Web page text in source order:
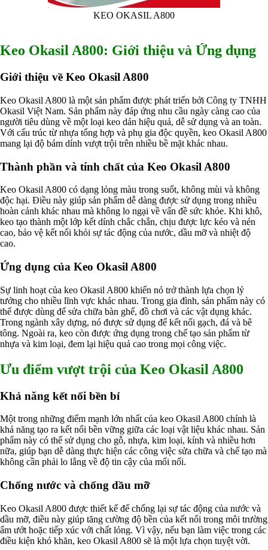
Dung môi khác
Axit
Hóa chất khác
Muối
Oxit kim loại
HÓA CHẤT THÍ NGHIỆM
Hóa chất thí nghiệm
Thiết bị phòng thí nghiệm
HÓA CHẤT NÔNG NGHIỆP
Nguyên liệu phân bón
Chế phẩm sinh học
Nguyên liệu chăn nuôi
HÓA CHẤT XÂY DỰNG
Chống thấm sika
Silicone Dow Corning
Silicone KCC
Silicone Apollo
Silicone Kingbond
Hóa chất khác
Đối tác
Quy trình sản xuất
Tin tức
VMC GROUP
Ngành Hóa Chất
Tẩy Rửa Diệt Khuẩn
Ngành Nông Nghiệp
Ngành Thủy Sản
Ngành Nhựa
Ngành Cao Su
Ngành Xi Mạ
Ngành Thủy Tinh
Ngành Dệt Nhuộm
Ngành Sơn
Ngành Gốm Sứ
Ngành Mỹ Phẩm
Ngành Hóa Dầu
Ngành Giấy
Liên hệ
KEO OKASIL A800
Keo Okasil A800: Giới thiệu và Ứng dụng
Giới thiệu về Keo Okasil A800
Keo Okasil A800 là một sản phẩm được phát triển bởi Công ty TNHH
Okasil Việt Nam. Sản phẩm này đáp ứng nhu cầu ngày càng cao của
người tiêu dùng về một loại keo dán hiệu quả, dễ sử dụng và an toàn.
Với cấu trúc từ nhựa tổng hợp và phụ gia độc quyền, keo Okasil A800
mang lại độ bám dính vượt trội trên nhiều bề mặt khác nhau.
Thành phần và tính chất của Keo Okasil A800
Keo Okasil A800 có dạng lỏng màu trong suốt, không mùi và không
độc hại. Điều này giúp sản phẩm dễ dàng được sử dụng trong nhiều
hoàn cảnh khác nhau mà không lo ngại về vấn đề sức khỏe. Khi khô,
keo tạo thành một lớp kết dính chắc chắn, chịu được lực kéo và nén
cao, bảo vệ kết nối khỏi sự tác động của nước, dầu mỡ và nhiệt độ
cao.
Ứng dụng của Keo Okasil A800
Sự linh hoạt của keo Okasil A800 khiến nó trở thành lựa chọn lý
tưởng cho nhiều lĩnh vực khác nhau. Trong gia đình, sản phẩm này có
thể được dùng để sửa chữa bàn ghế, đồ chơi và các vật dụng khác.
Trong ngành xây dựng, nó được sử dụng để kết nối gạch, đá và bê
tông. Ngoài ra, keo còn được ứng dụng trong chế tạo sản phẩm từ
nhựa và kim loại, đem lại hiệu quả cao trong mọi công việc.
Ưu điểm vượt trội của Keo Okasil A800
Khả năng kết nối bền bỉ
Một trong những điểm mạnh lớn nhất của keo Okasil A800 chính là
khả năng tạo ra kết nối bền vững giữa các loại vật liệu khác nhau. Sản
phẩm này có thể sử dụng cho gỗ, nhựa, kim loại, kính và nhiều hơn
nữa, giúp bạn dễ dàng thực hiện các công việc sửa chữa và chế tạo mà
không cần phải lo lắng về độ tin cậy của mối nối.
Chống nước và chống dầu mỡ
Keo Okasil A800 được thiết kế để chống lại sự tác động của nước và
dầu mỡ, điều này giúp tăng cường độ bền của kết nối trong môi trường
ẩm ướt hoặc tiếp xúc với chất lỏng. Vì vậy, nếu bạn làm việc trong các
điều kiện khó khăn, keo Okasil A800 sẽ là một lựa chọn tuyệt vời.